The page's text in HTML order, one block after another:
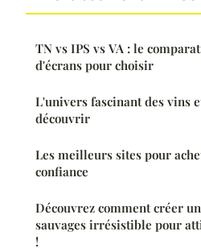
TN vs IPS vs VA : le
d'écrans pour choisir
L'univers fascinant des vins
découvrir
Les meilleurs sites pour
confiance
Découvrez comment créer
sauvages irrésistible pour
!